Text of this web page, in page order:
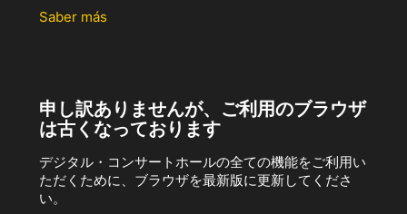
Saber más
申し訳ありませんが、ご利用のブラウザ
は古くなっております
デジタル・コンサートホールの全ての機能をご利用い
ただくために、ブラウザを最新版に更新してくださ
い。